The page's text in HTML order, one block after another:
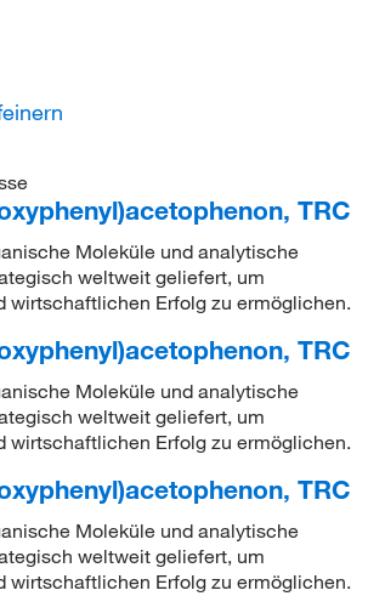
TRC
Moleküle und analytische
weltweit geliefert, um
wirtschaftlichen Erfolg zu ermöglichen.
TRC
Moleküle und analytische
weltweit geliefert, um
wirtschaftlichen Erfolg zu ermöglichen.
TRC
Moleküle und analytische
weltweit geliefert, um
wirtschaftlichen Erfolg zu ermöglichen.